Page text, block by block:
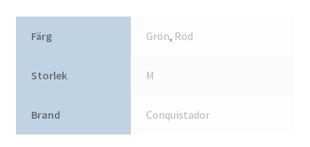
Färg Grön, Röd
Storlek M
Brand Conquistador